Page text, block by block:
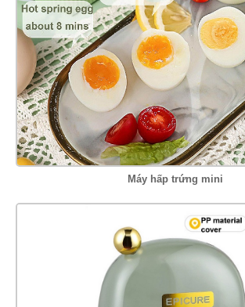
Máy hấp trứng mini